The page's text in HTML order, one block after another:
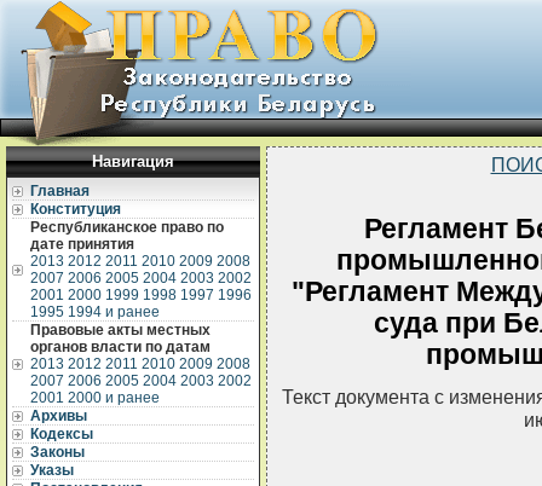
Навигация
Главная
Конституция
Республиканское право по
дате принятия
2013 2012 2011 2010 2009 2008
2007 2006 2005 2004 2003 2002
2001 2000 1999 1998 1997 1996
1995 1994 и ранее
Правовые акты местных
органов власти по датам
2013 2012 2011 2010 2009 2008
2007 2006 2005 2004 2003 2002
2001 2000 и ранее
Архивы
Кодексы
Законы
Указы
Регламент
"Регламент
суда при
Текст документа с